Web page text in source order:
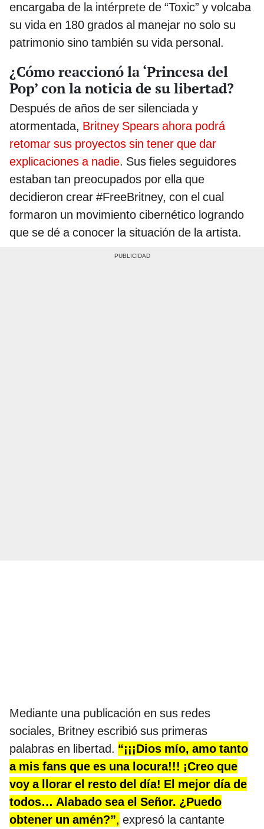
encargaba de la intérprete de “Toxic” y volcaba
su vida en 180 grados al manejar no solo su
patrimonio sino también su vida personal.
¿Cómo reaccionó la ‘Princesa del
Pop’ con la noticia de su libertad?
Después de años de ser silenciada y
atormentada, Britney Spears ahora podrá
retomar sus proyectos sin tener que dar
explicaciones a nadie. Sus fieles seguidores
estaban tan preocupados por ella que
decidieron crear #FreeBritney, con el cual
formaron un movimiento cibernético logrando
que se dé a conocer la situación de la artista.
Mediante una publicación en sus redes
sociales, Britney escribió sus primeras
palabras en libertad. “¡¡¡Dios mío, amo tanto
a mis fans que es una locura!!! ¡Creo que
voy a llorar el resto del día! El mejor día de
todos… Alabado sea el Señor. ¿Puedo
obtener un amén?”, expresó la cantante